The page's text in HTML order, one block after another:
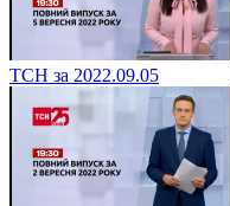
ТСН за 2022.09.05